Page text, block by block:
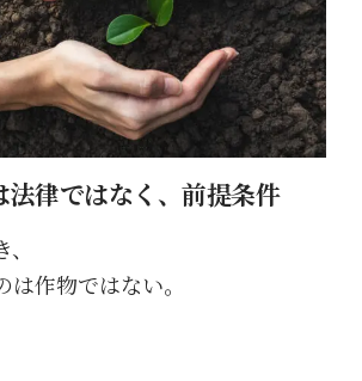
法律ではなく、前提条件
作物ではない。